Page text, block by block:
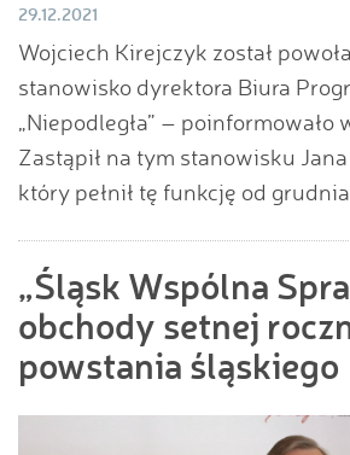
29.12.2021
Wojciech Kirejczyk został
stanowisko dyrektora Biura
„Niepodległa” – poinformowało
Zastąpił na tym stanowisku
który pełnił tę funkcję od
„Śląsk Wspólna
obchody setnej
powstania śląskiego